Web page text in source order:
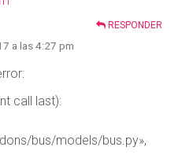
RESPONDER
a las 4:27 pm
call last):
bus/models/bus.py»,